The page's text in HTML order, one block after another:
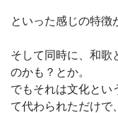
といった感じの特徴
そして同時に、和歌
のかも？とか。
でもそれは文化とい
て代わられただけで、